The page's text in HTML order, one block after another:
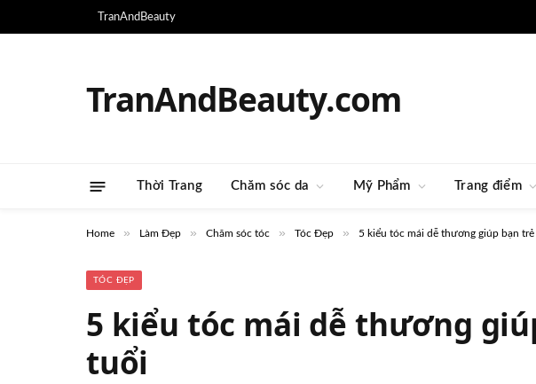
TranAndBeauty
TranAndBeauty.com
Thời Trang Chăm sóc da Mỹ Phẩm Trang điểm
Home » Làm Đẹp » Chăm sóc tóc » Tóc Đẹp » 5 kiểu tóc mái dễ thương giúp bạn
TÓC ĐẸP
5 kiểu tóc mái dễ thương
tuổi